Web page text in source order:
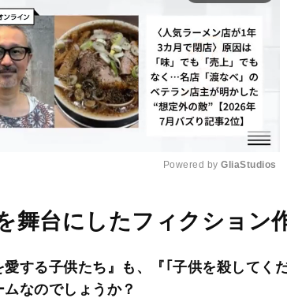
e
Powered by GliaStudios
舞台にしたフィクション
する子供たち』も、『｢子供を殺してく
なのでしょうか？